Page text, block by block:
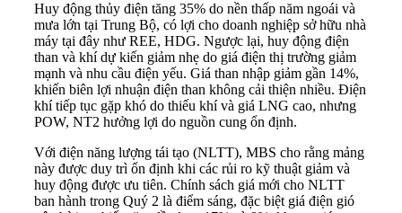
Huy động thủy điện tăng 35% do nền thấp năm ngoái và
mưa lớn tại Trung Bộ, có lợi cho doanh nghiệp sở hữu nhà
máy tại đây như REE, HDG. Ngược lại, huy động điện
than và khí dự kiến giảm nhẹ do giá điện thị trường giảm
mạnh và nhu cầu điện yếu. Giá than nhập giảm gần 14%,
khiến biên lợi nhuận điện than không cải thiện nhiều. Điện
khí tiếp tục gặp khó do thiếu khí và giá LNG cao, nhưng
POW, NT2 hưởng lợi do nguồn cung ổn định.
Với điện năng lượng tái tạo (NLTT), MBS cho rằng mảng
này được duy trì ổn định khi các rủi ro kỹ thuật giảm và
huy động được ưu tiên. Chính sách giá mới cho NLTT
ban hành trong Quý 2 là điểm sáng, đặc biệt giá điện gió